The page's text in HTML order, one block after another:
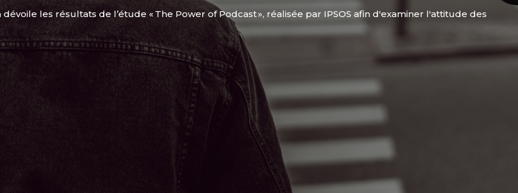
les résultats de l’étude « The Power of Podcast », réalisée par IPSOS afin d'examiner l'attitude des